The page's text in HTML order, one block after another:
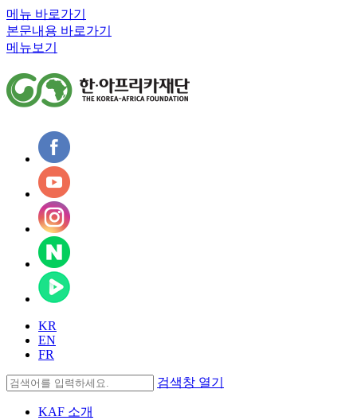
메뉴 바로가기
본문내용 바로가기
메뉴보기
KR
EN
FR
검색창 열기
KAF 소개